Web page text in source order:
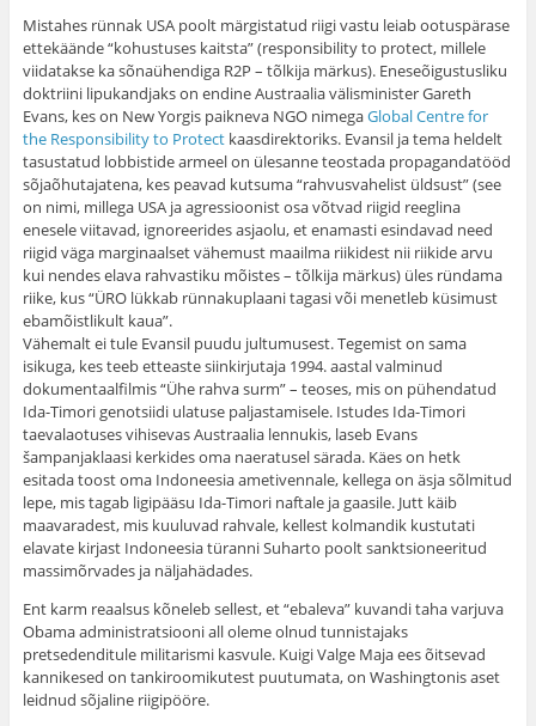
Mistahes rünnak USA poolt märgistatud riigi vastu leiab ootuspärase
ettekäände “kohustuses kaitsta” (responsibility to protect, millele
viidatakse ka sõnaühendiga R2P – tõlkija märkus). Eneseõigustusliku
doktriini lipukandjaks on endine Austraalia välisminister Gareth
Evans, kes on New Yorgis paikneva NGO nimegaGlobal Centre for
the Responsibility to Protectkaasdirektoriks. Evansil ja tema heldelt
tasustatud lobbistide armeel on ülesanne teostada propagandatööd
sõjaõhutajatena, kes peavad kutsuma “rahvusvahelist üldsust” (see
on nimi, millega USA ja agressioonist osa võtvad riigid reeglina
enesele viitavad, ignoreerides asjaolu, et enamasti esindavad need
riigid väga marginaalset vähemust maailma riikidest nii riikide arvu
kui nendes elava rahvastiku mõistes – tõlkija märkus) üles ründama
riike, kus “ÜRO lükkab rünnakuplaani tagasi või menetleb küsimust
ebamõistlikult kaua”.
Vähemalt ei tule Evansil puudu jultumusest. Tegemist on sama
isikuga, kes teeb etteaste siinkirjutaja 1994. aastal valminud
dokumentaalfilmis “Ühe rahva surm” – teoses, mis on pühendatud
Ida-Timori genotsiidi ulatuse paljastamisele. Istudes Ida-Timori
taevalaotuses vihisevas Austraalia lennukis, laseb Evans
šampanjaklaasi kerkides oma naeratusel särada. Käes on hetk
esitada toost oma Indoneesia ametivennale, kellega on äsja sõlmitud
lepe, mis tagab ligipääsu Ida-Timori naftale ja gaasile. Jutt käib
maavaradest, mis kuuluvad rahvale, kellest kolmandik kustutati
elavate kirjast Indoneesia türanni Suharto poolt sanktsioneeritud
massimõrvades ja näljahädades.
Ent karm reaalsus kõneleb sellest, et “ebaleva” kuvandi taha varjuva
Obama administratsiooni all oleme olnud tunnistajaks
pretsedenditule militarismi kasvule. Kuigi Valge Maja ees õitsevad
kannikesed on tankiroomikutest puutumata, on Washingtonis aset
leidnud sõjaline riigipööre.